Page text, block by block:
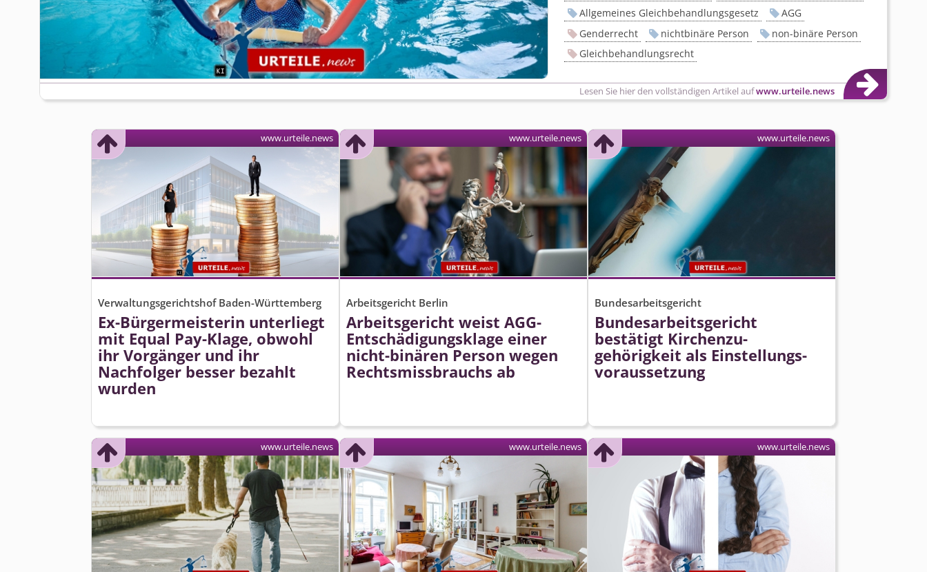
Lesen Sie hier den vollständigen Artikel aufwww.urteile.news
Allgemeines Gleichbehandlungsgesetz
AGG
Genderrecht
nichtbinäre Person
non-binäre Person
Gleichbehandlungsrecht
Verwaltungsgerichtshof Baden-Württemberg
Ex-Bürgermeisterin unterliegt
mit Equal Pay-Klage, obwohl
ihr Vorgänger und ihr
Nachfolger besser bezahlt
wurden
www.urteile.news
Arbeitsgericht Berlin
Arbeitsgericht weist AGG-
Entschädigungsklage einer
nicht-binären Person wegen
Rechtsmissbrauchs ab
www.urteile.news
Bundesarbeitsgericht
Bundesarbeits­gericht
bestätigt Kirchenzu­
gehörigkeit als Einstellungs­
voraussetzung
www.urteile.news
www.urteile.news www.urteile.news www.urteile.news